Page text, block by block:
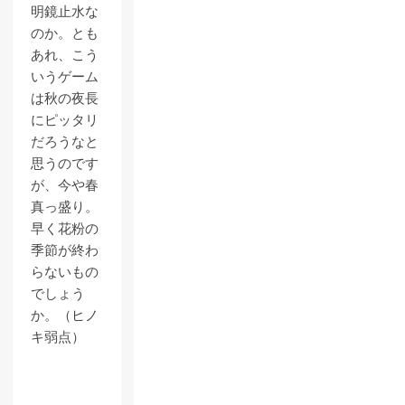
明鏡止水な
のか。とも
あれ、こう
いうゲーム
は秋の夜長
にピッタリ
だろうなと
思うのです
が、今や春
真っ盛り。
早く花粉の
季節が終わ
らないもの
でしょう
か。（ヒノ
キ弱点）